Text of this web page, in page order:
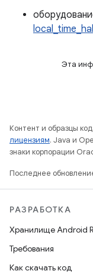
Эта
Контент и образцы
лицензиям. Java и
знаки корпорации
Последнее
РАЗРАБОТКА
Хранилище Android
Требования
Как скачать код